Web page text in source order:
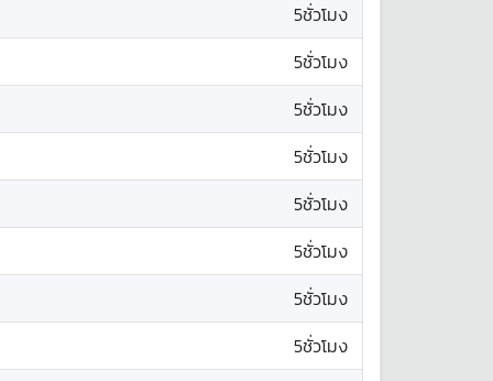
5ชั่วโมง
5ชั่วโมง
5ชั่วโมง
5ชั่วโมง
5ชั่วโมง
5ชั่วโมง
5ชั่วโมง
5ชั่วโมง